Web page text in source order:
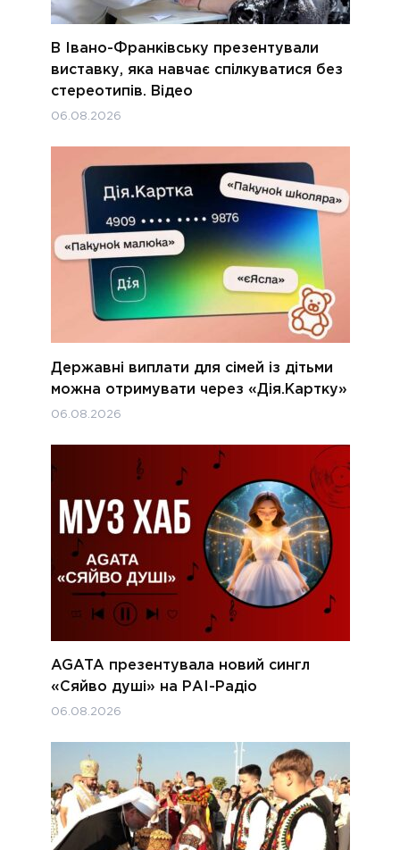
В Івано-Франківську презентували
виставку, яка навчає спілкуватися без
стереотипів. Відео
06.08.2026
Державні виплати для сімей із дітьми
можна отримувати через «Дія.Картку»
06.08.2026
AGATA презентувала новий сингл
«Сяйво душі» на РАІ-Радіо
06.08.2026